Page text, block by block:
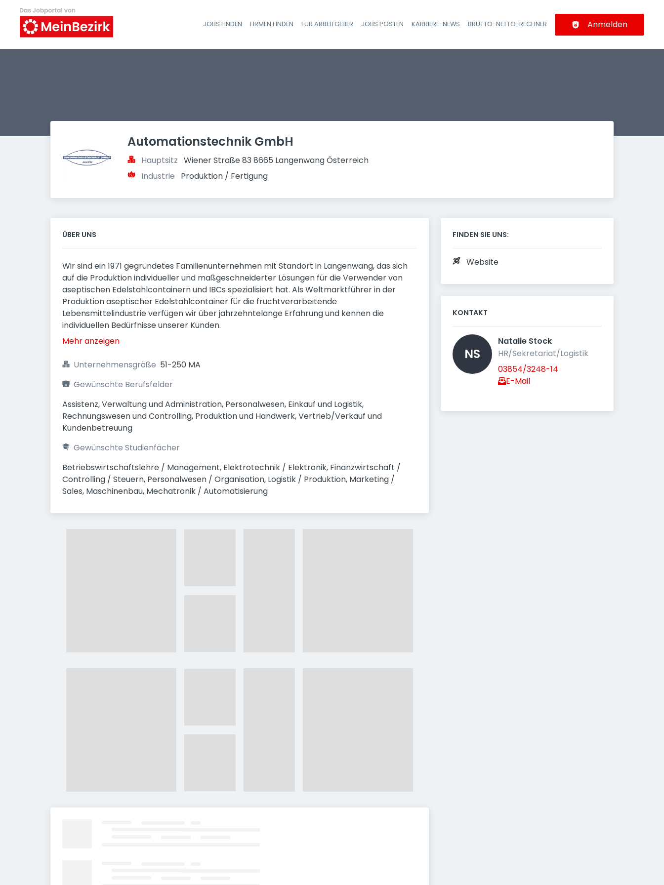
Haupt-Navigation
JOBS FINDEN FIRMEN FINDEN FÜR ARBEITGEBER JOBS POSTEN KARRIERE-NEWS BRUTTO-NETTO-RECHNER Anmelden
Automationstechnik GmbH
Hauptsitz Wiener Straße 83 8665 Langenwang Österreich
Industrie
Produktion / Fertigung
ÜBER UNS
Wir sind ein 1971 gegründetes Familienunternehmen mit Standort in Langenwang, das sich
auf die Produktion individueller und maßgeschneiderter Lösungen für die Verwender von
aseptischen Edelstahlcontainern und IBCs spezialisiert hat. Als Weltmarktführer in der
Produktion aseptischer Edelstahlcontainer für die fruchtverarbeitende
Lebensmittelindustrie verfügen wir über jahrzehntelange Erfahrung und kennen die
individuellen Bedürfnisse unserer Kunden.
Mehr anzeigen
Unternehmensgröße 51-250 MA
Gewünschte Berufsfelder
Assistenz, Verwaltung und Administration, Personalwesen, Einkauf und Logistik,
Rechnungswesen und Controlling, Produktion und Handwerk, Vertrieb/Verkauf und
Kundenbetreuung
Gewünschte Studienfächer
Betriebswirtschaftslehre / Management, Elektrotechnik / Elektronik, Finanzwirtschaft /
Controlling / Steuern, Personalwesen / Organisation, Logistik / Produktion, Marketing /
Sales, Maschinenbau, Mechatronik / Automatisierung
FINDEN SIE UNS:
Website
KONTAKT
NS
Natalie Stock
HR/Sekretariat/Logistik
03854/3248-14
E-Mail